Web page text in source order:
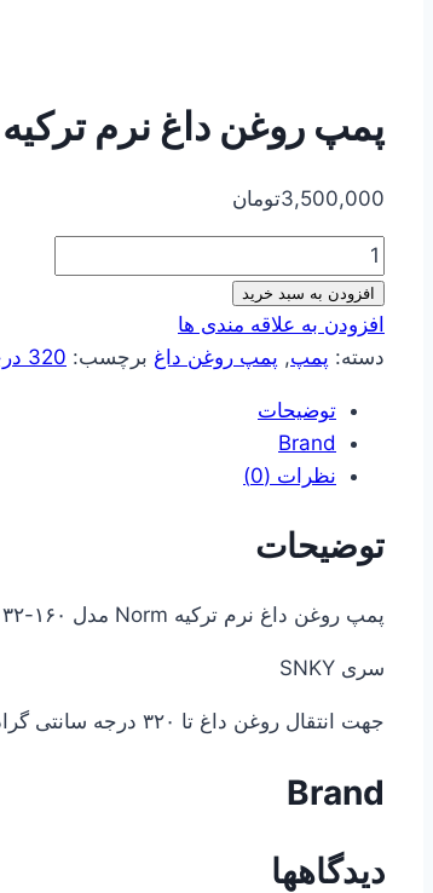
پمپ روغن داغ نرم ترکیه Norm مدل ۱۶۰-۳۲
3,500,000تومان
تعداد
افزودن به سبد خرید
افزودن به علاقه مندی ها
دسته: پمپ, پمپ روغن داغ برچسب: 320 درجه
توضیحات
Brand
نظرات (0)
توضیحات
پمپ روغن داغ نرم ترکیه Norm مدل ۱۶۰-۳۲
سری SNKY
جهت انتقال روغن داغ تا ۳۲۰ درجه سانتی گراد
Brand
دیدگاهها